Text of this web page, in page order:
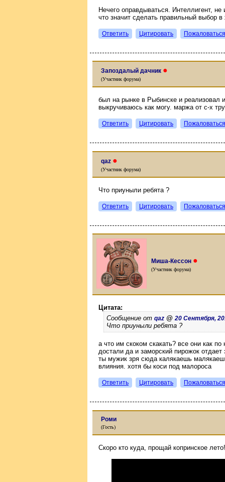
Нечего оправдываться. Интеллигент, не
что значит сделать правильный выбор в
Ответить Цитировать Пожаловаться
Запоздалый дачник ●
(Участник форума)
был на рынке в Рыбинске и реализовал
выкручиваюсь как могу. маржа от с-х
Ответить Цитировать Пожаловаться
qaz ●
(Участник форума)
Что приуныли ребята ?
Ответить Цитировать Пожаловаться
Миша-Кессон ●
(Участник форума)
Цитата:
Сообщение от qaz @20 Сентября,
Что приуныли ребята ?
а что им скоком скакать? все они как
достали да и заморский пирожок
ты мужик зря сюда калякаешь
влияния. хотя бы коси под малороса
Ответить Цитировать Пожаловаться
Роми
(Гость)
Скоро кто куда, прощай копринское